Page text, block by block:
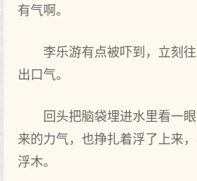
有气啊。
李乐游有点被‌吓到‌，立刻
出‌口气。
回‌头把脑袋埋进水里‌看一
来的力气，也挣扎着‌浮了上来
浮木。